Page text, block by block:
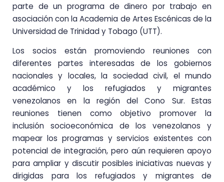
parte de un programa de dinero por trabajo en
asociación con la Academia de Artes Escénicas de la
Universidad de Trinidad y Tobago (UTT).
Los socios están promoviendo reuniones con
diferentes partes interesadas de los gobiernos
nacionales y locales, la sociedad civil, el mundo
académico y los refugiados y migrantes
venezolanos en la región del Cono Sur. Estas
reuniones tienen como objetivo promover la
inclusión socioeconómica de los venezolanos y
mapear los programas y servicios existentes con
potencial de integración, pero aún requieren apoyo
para ampliar y discutir posibles iniciativas nuevas y
dirigidas para los refugiados y migrantes de